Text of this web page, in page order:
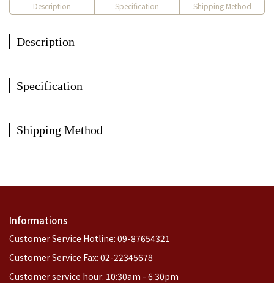
Description Specification Shipping Method
Description
Specification
Shipping Method
Informations
Customer Service Hotline: 09-87654321
Customer Service Fax: 02-22345678
Customer service hour: 10:30am - 6:30pm